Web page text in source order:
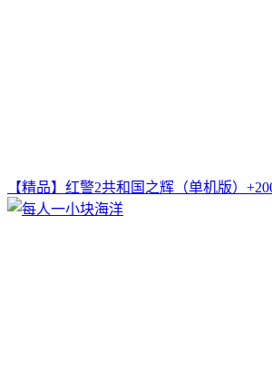
【精品】红警2共和国之辉（单机版）